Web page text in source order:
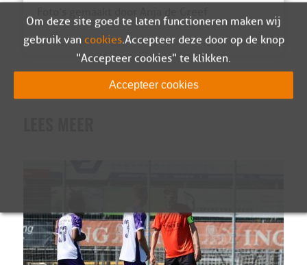
Om deze site goed te laten functioneren maken wij
gebruik van cookies. Accepteer deze door op de knop
"Accepteer cookies" te klikken.
Accepteer cookies